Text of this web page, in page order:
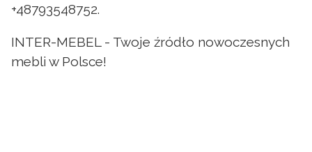
+48793548752.
INTER-MEBEL - Twoje źródło nowoczesnych
mebli w Polsce!